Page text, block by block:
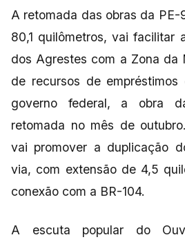
A retomada das obras da
80,1 quilômetros, vai facilitar
dos Agrestes com a Zona da
de recursos de
governo federal, a obra
retomada no mês de
vai promover a duplicação
via, com extensão de 4,5
conexão com a BR-104.
A escuta popular do